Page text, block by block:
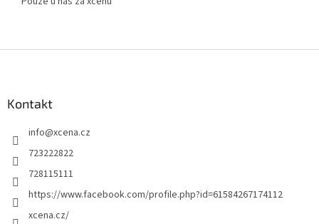
Kontakt
info@xcena.cz
723222822
728115111
https://www.facebook.com/profile.php?id=61584267174112
xcena.cz/